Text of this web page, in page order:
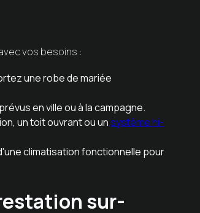
vos besoins :
une robe de mariée
en ville ou à la campagne.
un toit ouvrant ou unsystème hi-
climatisation fonctionnelle pour
sur-